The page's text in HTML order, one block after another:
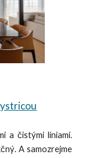
a čistými líniami.
A samozrejme